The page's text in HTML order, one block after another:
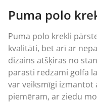
Puma polo
Puma polo krekli
kvalitāti, bet arī ar
dizains atšķiras no
parasti redzami golfa
var veiksmīgi izmantot
piemēram, ar ziedu